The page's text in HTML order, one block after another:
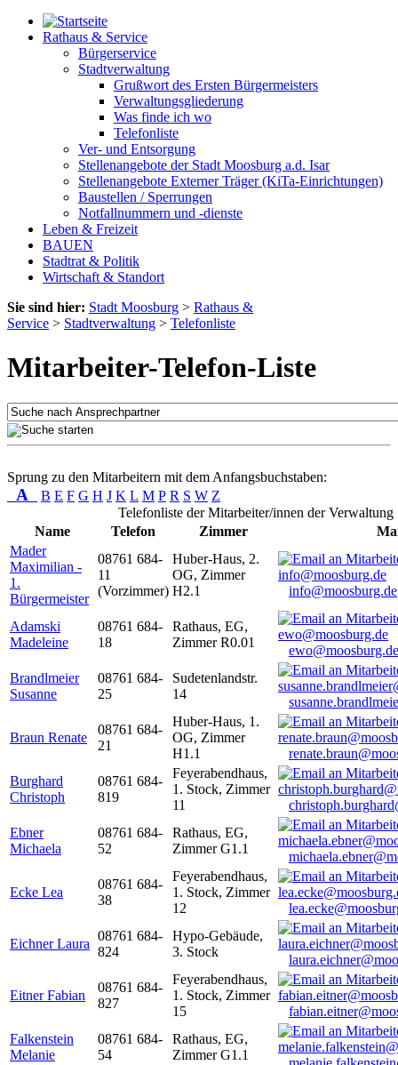
Rathaus & Service
Bürgerservice
Stadtverwaltung
Grußwort des Ersten Bürgermeisters
Verwaltungsgliederung
Was finde ich wo
Telefonliste
Ver- und Entsorgung
Stellenangebote der Stadt Moosburg a.d. Isar
Stellenangebote Externer Träger (KiTa-Einrichtungen)
Baustellen / Sperrungen
Notfallnummern und -dienste
Leben & Freizeit
BAUEN
Stadtrat & Politik
Wirtschaft & Standort
Sie sind hier: Stadt Moosburg > Rathaus &
Service > Stadtverwaltung > Telefonliste
Mitarbeiter-Telefon-Liste
Sprung zu den Mitarbeitern mit dem Anfangsbuchstaben:
A B E F G H J K L M P R S W Z
Telefonliste der Mitarbeiter/innen der Verwaltung
Name
Telefon Zimmer
Mader
Maximilian -
1.
Bürgermeister
08761 684-
11
(Vorzimmer)
Huber-Haus, 2.
OG, Zimmer
H2.1
info@moosburg.de
Adamski
Madeleine
08761 684-
18
Rathaus, EG,
Zimmer R0.01
ewo@moosburg.de
Brandlmeier
Susanne
08761 684-
25
Sudetenlandstr.
14
Braun Renate
08761 684-
21
Huber-Haus, 1.
OG, Zimmer
H1.1
Burghard
Christoph
08761 684-
819
Feyerabendhaus,
1. Stock, Zimmer
11
Ebner
Michaela
08761 684-
52
Rathaus, EG,
Zimmer G1.1
Ecke Lea
08761 684-
38
Feyerabendhaus,
1. Stock, Zimmer
12
Eichner Laura
08761 684-
824
Hypo-Gebäude,
3. Stock
Eitner Fabian
08761 684-
827
Feyerabendhaus,
1. Stock, Zimmer
15
Falkenstein
Melanie
08761 684-
54
Rathaus, EG,
Zimmer G1.1